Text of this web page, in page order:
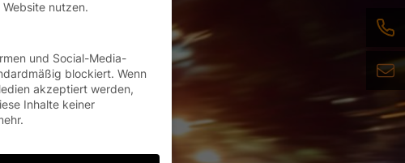
nutzen.
und Social-Media-
blockiert. Wenn
akzeptiert werden,
Inhalte keiner